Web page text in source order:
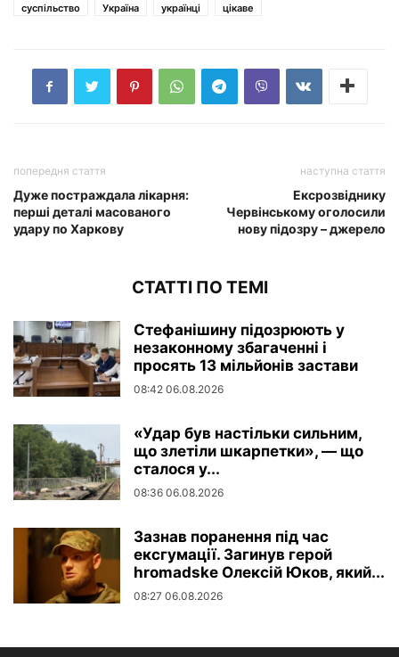
суспільство
Україна українці цікаве
попередня стаття
Дуже постраждала лікарня:
перші деталі масованого
удару по Харкову
наступна стаття
Ексрозвіднику
Червінському оголосили
нову підозру – джерело
СТАТТІ ПО ТЕМІ
Стефанішину підозрюють у
незаконному збагаченні і
просять 13 мільйонів застави
08:42 06.08.2026
«Удар був настільки сильним,
що злетіли шкарпетки», — що
сталося у...
08:36 06.08.2026
Зазнав поранення під час
ексгумації. Загинув герой
hromadske Олексій Юков, який...
08:27 06.08.2026